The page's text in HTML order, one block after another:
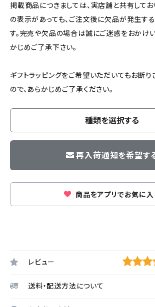
掲載商品につきましては、実店舗と共有してお
の表示があっても、ご注文後に欠品が発生す
す。完売や欠品の場合は誠にご迷惑をおかけ
かじめご了承下さい。
ギフトラッピングをご希望いただいてもお断り
ので、あらかじめご了承ください。
種類を選択する
再入荷通知を希望す
商品をアプリでお気に入
レビュー
送料・配送方法について